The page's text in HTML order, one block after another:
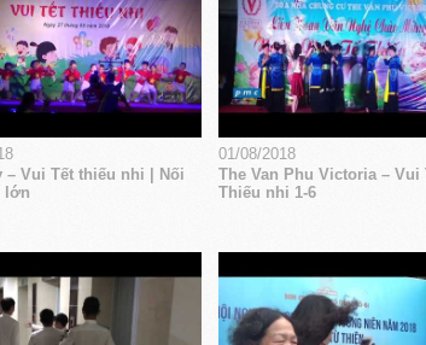
– Vui Tết thiếu nhi | Nối
lớn
01/08/2018
The Van Phu Victoria – Vui
Thiếu nhi 1-6